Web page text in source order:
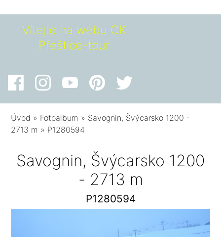
Vítejte na webu CK
Přeštice-tour
Úvod » Fotoalbum » Savognin, Švýcarsko 1200 -
2713 m » P1280594
Savognin, Švýcarsko 1200
- 2713 m
P1280594